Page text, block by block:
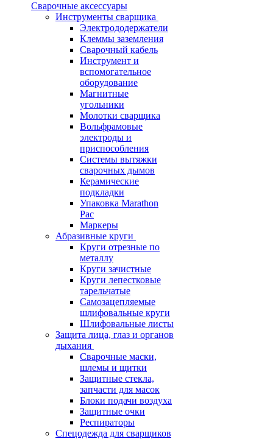
Сварочные аксессуары
Инструменты сварщика
Электрододержатели
Клеммы заземления
Сварочный кабель
Инструмент и
вспомогательное
оборудование
Магнитные
угольники
Молотки сварщика
Вольфрамовые
электроды и
приспособления
Системы вытяжки
сварочных дымов
Керамические
подкладки
Упаковка Marathon
Pac
Маркеры
Абразивные круги
Круги отрезные по
металлу
Круги зачистные
Круги лепестковые
тарельчатые
Самозацепляемые
шлифовальные круги
Шлифовальные листы
Защита лица, глаз и органов
дыхания
Сварочные маски,
шлемы и щитки
Защитные стекла,
запчасти для масок
Блоки подачи воздуха
Защитные очки
Респираторы
Спецодежда для сварщиков